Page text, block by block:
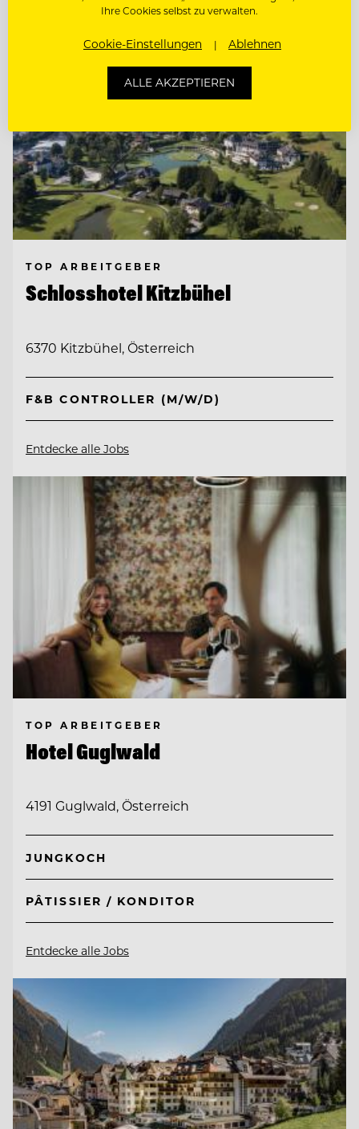
TOP ARBEITGEBER
Schlosshotel Kitzbühel
6370 Kitzbühel, Österreich
F&B CONTROLLER (M/W/D)
Entdecke alle Jobs
TOP ARBEITGEBER
Hotel Guglwald
4191 Guglwald, Österreich
JUNGKOCH
PÂTISSIER / KONDITOR
Entdecke alle Jobs
Ihre Cookies selbst zu verwalten.
Cookie-Einstellungen Ablehnen
ALLE AKZEPTIEREN